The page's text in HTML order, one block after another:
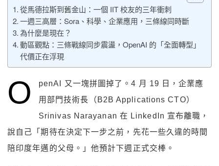
從馬德拉斯到舊金山：一個 IIT 校友的三年衝刺
一週三高層：Sora、科學、企業應用，三條線同時斷
為什麼是現在？
動區觀點：三條戰線同步震盪，OpenAI 的「全面轉型」
代價正在浮現
O
penAI 又一塊拼圖掉了。4 月 19 日，企業應
用部門技術長（B2B Applications CTO）
Srinivas Narayanan 在 LinkedIn 宣布離職，
說自己「期待在決定下一步之前，先花一些久違的時間
陪印度年邁的父母。」他預計下週正式交棒。